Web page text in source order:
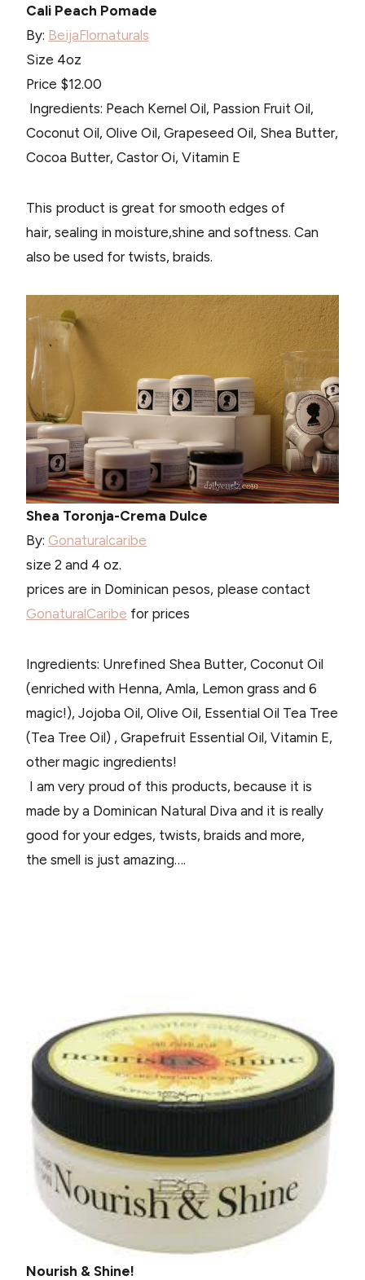
Cali Peach Pomade
By: BeijaFlornaturals
Size 4oz
Price $12.00
Ingredients: Peach Kernel Oil, Passion Fruit Oil,
Coconut Oil, Olive Oil, Grapeseed Oil, Shea Butter,
Cocoa Butter, Castor Oi, Vitamin E
This product is great for smooth edges of
hair, sealing in moisture,shine and softness. Can
also be used for twists, braids.
Shea Toronja-Crema Dulce
By: Gonaturalcaribe
size 2 and 4 oz.
prices are in Dominican pesos, please contact
GonaturalCaribe for prices
Ingredients: Unrefined Shea Butter, Coconut Oil
(enriched with Henna, Amla, Lemon grass and 6
magic!), Jojoba Oil, Olive Oil, Essential Oil Tea Tree
(Tea Tree Oil) , Grapefruit Essential Oil, Vitamin E,
other magic ingredients!
I am very proud of this products, because it is
made by a Dominican Natural Diva and it is really
good for your edges, twists, braids and more,
the smell is just amazing….
Nourish & Shine!